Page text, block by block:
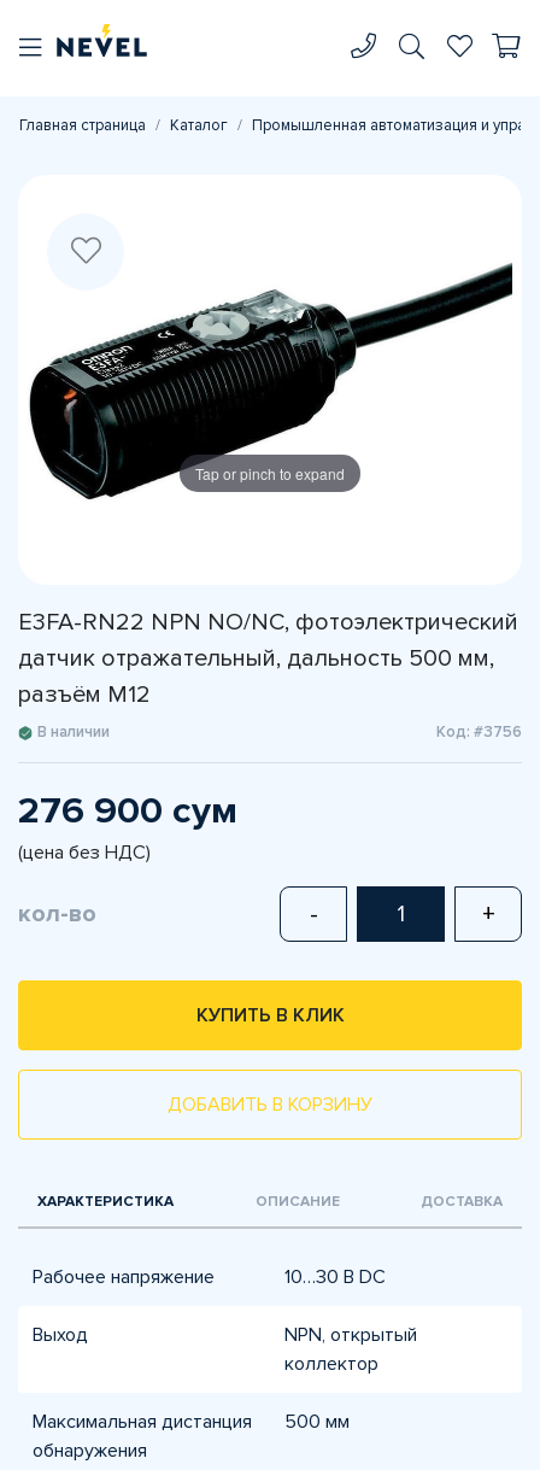
Главная страница Каталог Промышленная автоматизация и
Tap or pinch to expand
E3FA-RN22 NPN NO/NC, фотоэлектрический
датчик отражательный, дальность 500 мм,
разъём M12
В наличии Код: #3756
276 900 сум
(цена без НДС)
кол-во - +
КУПИТЬ В КЛИК
ДОБАВИТЬ В КОРЗИНУ
ХАРАКТЕРИСТИКА ОПИСАНИЕ ДОСТАВКА
Рабочее напряжение 10…30 В DC
Выход
NPN, открытый
коллектор
Максимальная дистанция
обнаружения
500 мм